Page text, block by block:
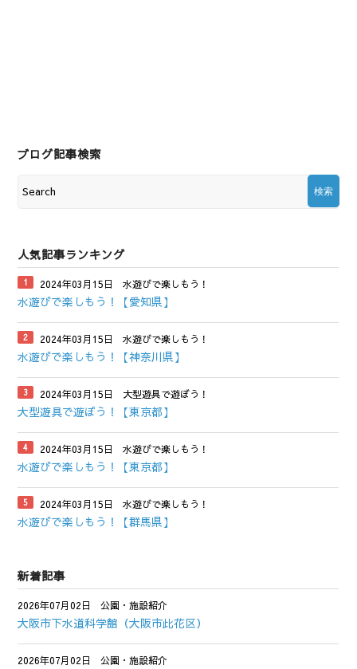
ブログ記事検索
人気記事ランキング
2024年03月15日 水遊びで楽しもう！
水遊びで楽しもう！【愛知県】
2024年03月15日 水遊びで楽しもう！
水遊びで楽しもう！【神奈川県】
2024年03月15日 大型遊具で遊ぼう！
大型遊具で遊ぼう！【東京都】
2024年03月15日 水遊びで楽しもう！
水遊びで楽しもう！【東京都】
2024年03月15日 水遊びで楽しもう！
水遊びで楽しもう！【群馬県】
新着記事
2026年07月02日 公園・施設紹介
大阪市下水道科学館（大阪市此花区）
2026年07月02日 公園・施設紹介